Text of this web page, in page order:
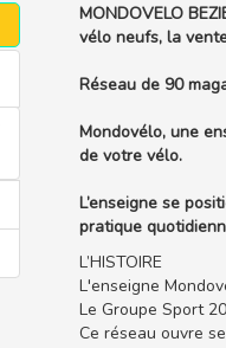
MONDOVELO
vélo neufs, la
Réseau de 90
Mondovélo, une
de votre vélo.
L’enseigne se
pratique
L’HISTOIRE
L'enseigne
Le Groupe Sport
Ce réseau ouvre